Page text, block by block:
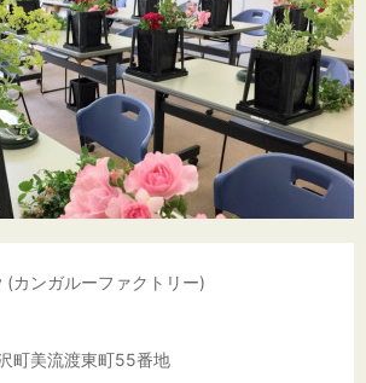
カンガルーファクトリー)
町美流渡東町55番地